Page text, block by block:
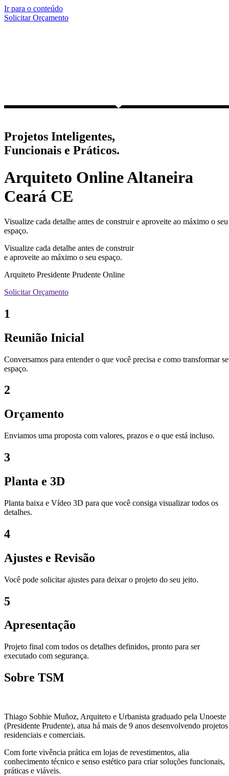
Ir para o conteúdo
Solicitar Orçamento
Projetos Inteligentes,
Funcionais e Práticos.
Arquiteto Online Altaneira
Ceará CE
Visualize cada detalhe antes de construir e aproveite ao máximo o seu
espaço.
Visualize cada detalhe antes de construir
e aproveite ao máximo o seu espaço.
Arquiteto Presidente Prudente Online
Solicitar Orçamento
1
Reunião Inicial
Conversamos para entender o que você precisa e como transformar
espaço.
2
Orçamento
Enviamos uma proposta com valores, prazos e o que está incluso.
3
Planta e 3D
Planta baixa e Vídeo 3D para que você consiga visualizar todos os
detalhes.
4
Ajustes e Revisão
Você pode solicitar ajustes para deixar o projeto do seu jeito.
5
Apresentação
Projeto final com todos os detalhes definidos, pronto para ser
executado com segurança.
Sobre TSM
Thiago Sobhie Muñoz, Arquiteto e Urbanista graduado pela Unoeste
(Presidente Prudente), atua há mais de 9 anos desenvolvendo projetos
residenciais e comerciais.
Com forte vivência prática em lojas de revestimentos, alia
conhecimento técnico e senso estético para criar soluções funcionais,
práticas e viáveis.